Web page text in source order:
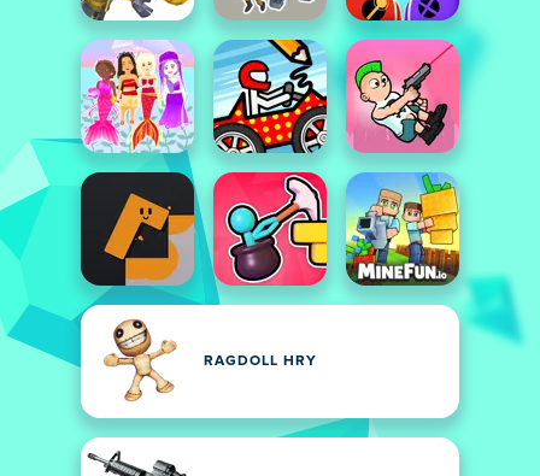
RAGDOLL HRY